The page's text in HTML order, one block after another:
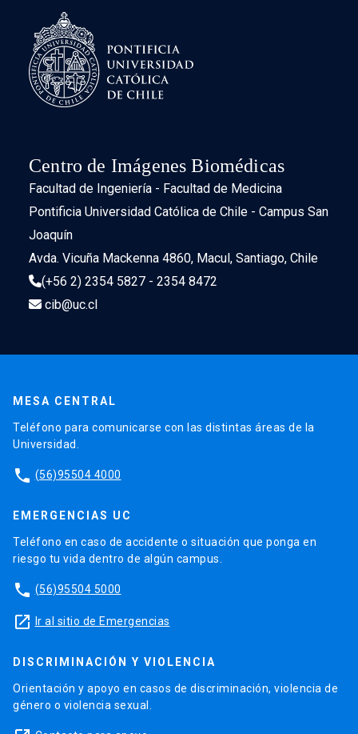
Centro de Imágenes Biomédicas
Facultad de Ingeniería - Facultad de Medicina
Pontificia Universidad Católica de Chile - Campus San
Joaquín
Avda. Vicuña Mackenna 4860, Macul, Santiago, Chile
(+56 2) 2354 5827 - 2354 8472
cib@uc.cl
MESA CENTRAL
Teléfono para comunicarse con las distintas áreas de la
Universidad.
phone (56)95504 4000
EMERGENCIAS UC
Teléfono en caso de accidente o situación que ponga en
riesgo tu vida dentro de algún campus.
phone (56)95504 5000
launch Ir al sitio de Emergencias
DISCRIMINACIÓN Y VIOLENCIA
Orientación y apoyo en casos de discriminación, violencia de
género o violencia sexual.